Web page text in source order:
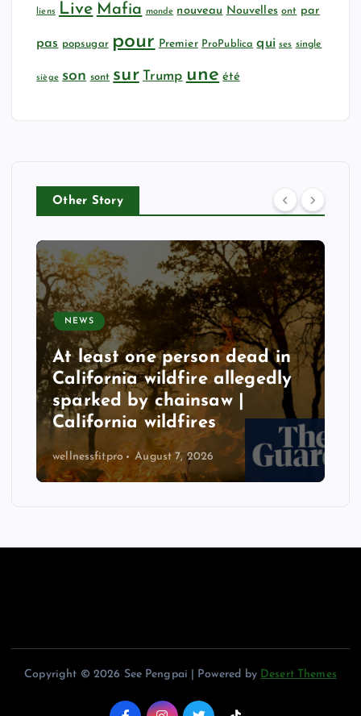
liens Live Mafia monde nouveau Nouvelles ont par
pas popsugar pour Premier ProPublica qui ses single
siège son sont sur Trump une été
Other Story
NEWS
At least one person dead in
California wildfire allegedly
sparked by chainsaw |
California wildfires
wellnessfitpro August 7, 2026
Copyright © 2026 See Pengpai | Powered by Desert Themes